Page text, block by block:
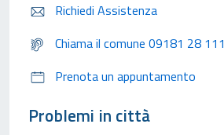
Richiedi Assistenza
Chiama il comune 09181 28 111
Prenota un appuntamento
Problemi in città